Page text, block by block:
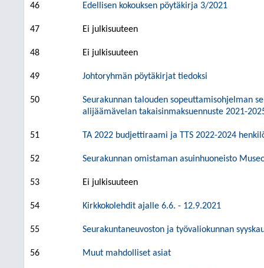
46 Edellisen kokouksen pöytäkirja 3/2021
47 Ei julkisuuteen
48 Ei julkisuuteen
49 Johtoryhmän pöytäkirjat tiedoksi
50
Seurakunnan talouden sopeuttamisohjelman
alijäämävelan takaisinmaksuennuste 2021-
51 TA 2022 budjettiraami ja TTS 2022-2024
52 Seurakunnan omistaman asuinhuoneisto
53 Ei julkisuuteen
54 Kirkkokolehdit ajalle 6.6. - 12.9.2021
55 Seurakuntaneuvoston ja työvaliokunnan
56 Muut mahdolliset asiat